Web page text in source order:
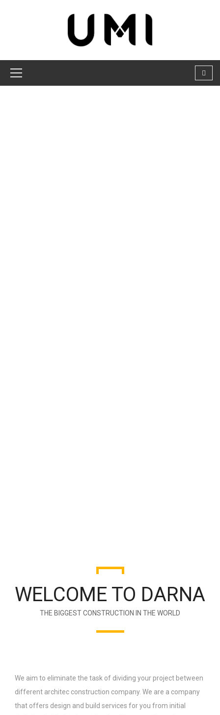
WELCOME TO DARNA
THE BIGGEST CONSTRUCTION IN THE WORLD
We aim to eliminate the task of dividing your project between
different architec construction company. We are a company
that offers design and build services for you from initial